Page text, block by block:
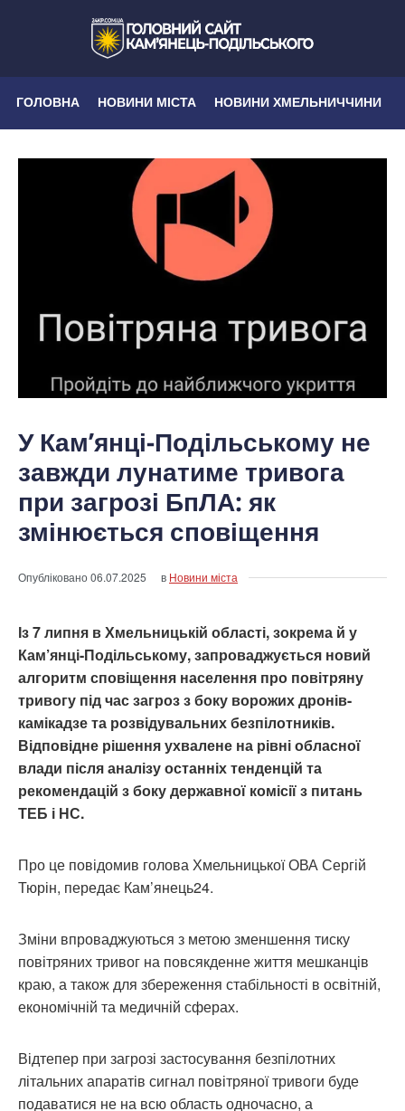
ГОЛОВНА НОВИНИ МІСТА НОВИНИ ХМЕЛЬНИЧЧИНИ
У Кам’янці-Подільському не
завжди лунатиме тривога
при загрозі БпЛА: як
змінюється сповіщення
Опубліковано06.07.2025 в Новини міста
Із 7 липня в Хмельницькій області, зокрема й у
Кам’янці-Подільському, запроваджується новий
алгоритм сповіщення населення про повітряну
тривогу під час загроз з боку ворожих дронів-
камікадзе та розвідувальних безпілотників.
Відповідне рішення ухвалене на рівні обласної
влади після аналізу останніх тенденцій та
рекомендацій з боку державної комісії з питань
ТЕБ і НС.
Про це повідомив голова Хмельницької ОВА Сергій
Тюрін, передає Кам’янець24.
Зміни впроваджуються з метою зменшення тиску
повітряних тривог на повсякденне життя мешканців
краю, а також для збереження стабільності в освітній,
економічній та медичній сферах.
Відтепер при загрозі застосування безпілотних
літальних апаратів сигнал повітряної тривоги буде
подаватися не на всю область одночасно, а